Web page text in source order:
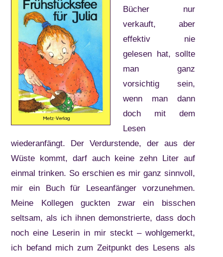
Bücher nur
verkauft, aber
effektiv nie
gelesen hat, sollte
man ganz
vorsichtig sein,
wenn man dann
doch mit dem
Lesen
wiederanfängt. Der Verdurstende, der aus der
Wüste kommt, darf auch keine zehn Liter auf
einmal trinken. So erschien es mir ganz sinnvoll,
mir ein Buch für Leseanfänger vorzunehmen.
Meine Kollegen guckten zwar ein bisschen
seltsam, als ich ihnen demonstrierte, dass doch
noch eine Leserin in mir steckt – wohlgemerkt,
ich befand mich zum Zeitpunkt des Lesens als